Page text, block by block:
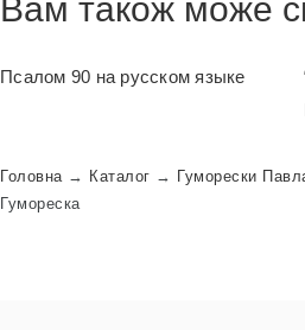
Вам також може
Псалом 90 на русском языке
Головна→ Каталог → Гуморески
Гумореска